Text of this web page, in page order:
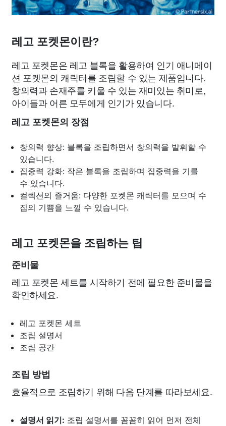
레고 포켓몬이란?
레고 포켓몬은 레고 블록을 활용하여 인기 애니메이
션 포켓몬의 캐릭터를 조립할 수 있는 제품입니다.
창의력과 손재주를 키울 수 있는 재미있는 취미로,
아이들과 어른 모두에게 인기가 있습니다.
레고 포켓몬의 장점
창의력 향상: 블록을 조립하면서 창의력을 발휘할 수
있습니다.
집중력 강화: 작은 블록을 조립하며 집중력을 기를
수 있습니다.
컬렉션의 즐거움: 다양한 포켓몬 캐릭터를 모으며 수
집의 기쁨을 느낄 수 있습니다.
레고 포켓몬을 조립하는 팁
준비물
레고 포켓몬 세트를 시작하기 전에 필요한 준비물을
확인하세요.
레고 포켓몬 세트
조립 설명서
조립 공간
조립 방법
효율적으로 조립하기 위해 다음 단계를 따라보세요.
설명서 읽기: 조립 설명서를 꼼꼼히 읽어 먼저 전체